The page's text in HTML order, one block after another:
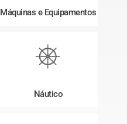
Máquinas e Equipamentos
Náutico